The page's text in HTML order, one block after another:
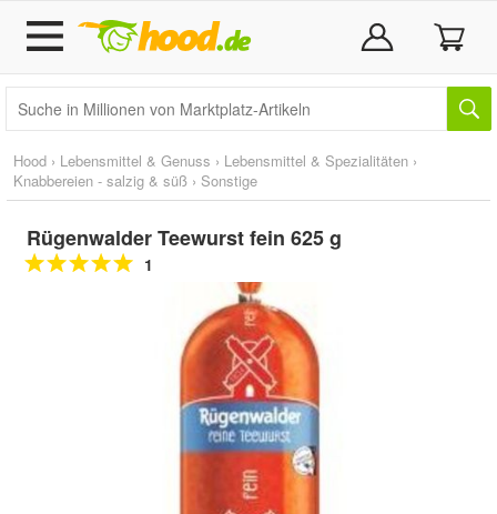
Hood › Lebensmittel & Genuss › Lebensmittel & Spezialitäten ›
Knabbereien - salzig & süß › Sonstige
Rügenwalder Teewurst fein 625 g
1